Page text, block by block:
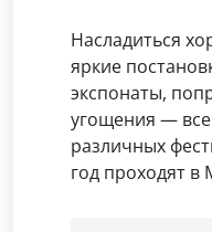
Насладиться
яркие
экспонаты,
угощения —
различных
год проходят в